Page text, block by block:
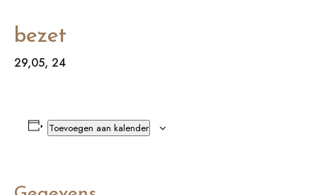
bezet
29,05, 24
Toevoegen aan kalender